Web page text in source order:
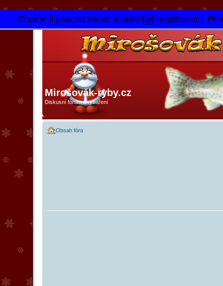
Chcete-li psat na forum musite byt registrovani.
Mirošovák-ryby.cz
Diskusní fórum o rybaření
Obsah fóra